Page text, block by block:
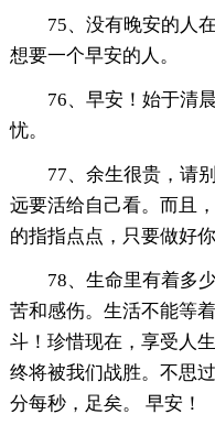
75、没有晚安的人
想要一个早安的人。
76、早安！始于清
忧。
77、余生很贵，请
远要活给自己看。而且
的指指点点，只要做好你
78、生命里有着多
苦和感伤。生活不能等
斗！珍惜现在，享受人
终将被我们战胜。不思
分每秒，足矣。 早安！